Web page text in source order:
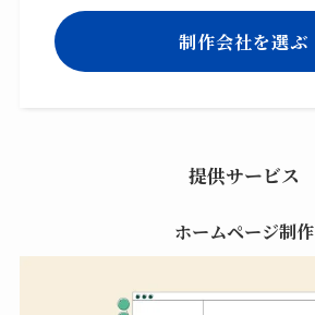
制作会社を選ぶ
提供サービス
ホームページ制作